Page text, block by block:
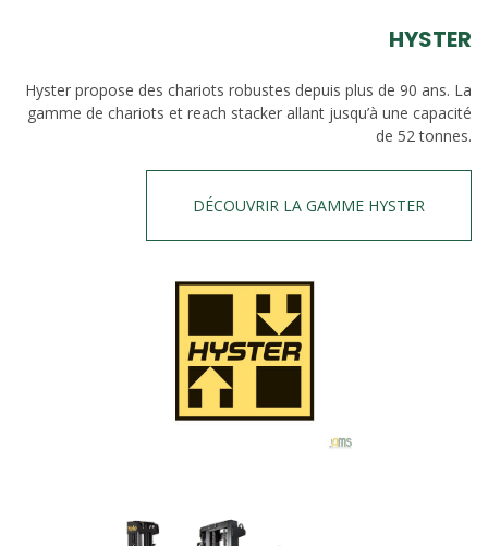
HYSTER
Hyster propose des chariots robustes depuis plus de 90 ans. La
gamme de chariots et reach stacker allant jusqu’à une capacité
de 52 tonnes.
DÉCOUVRIR LA GAMME HYSTER